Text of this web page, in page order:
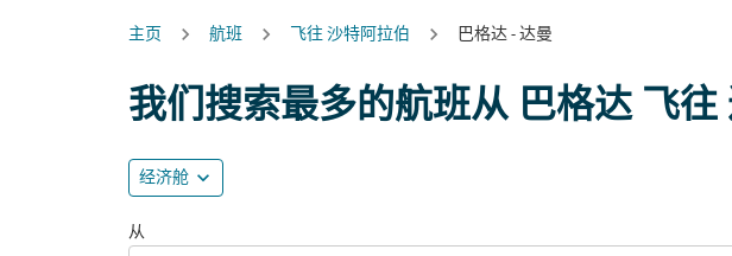
主页 航班 飞往 沙特阿拉伯 巴格达 - 达曼
我们搜索最多的航班从 巴格达 飞往
经济舱 expand_more
从
尝试更新您的路线（出发地和/或目的地）或与下面的各个日期互动以查